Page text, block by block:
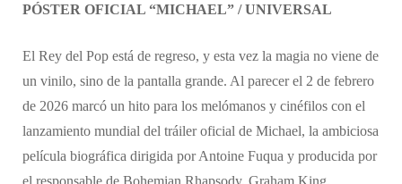
PÓSTER OFICIAL “MICHAEL” / UNIVERSAL
El Rey del Pop está de regreso, y esta vez la magia no viene de
un vinilo, sino de la pantalla grande. Al parecer el 2 de febrero
de 2026 marcó un hito para los melómanos y cinéfilos con el
lanzamiento mundial del tráiler oficial de Michael, la ambiciosa
película biográfica dirigida por Antoine Fuqua y producida por
el responsable de Bohemian Rhapsody, Graham King.